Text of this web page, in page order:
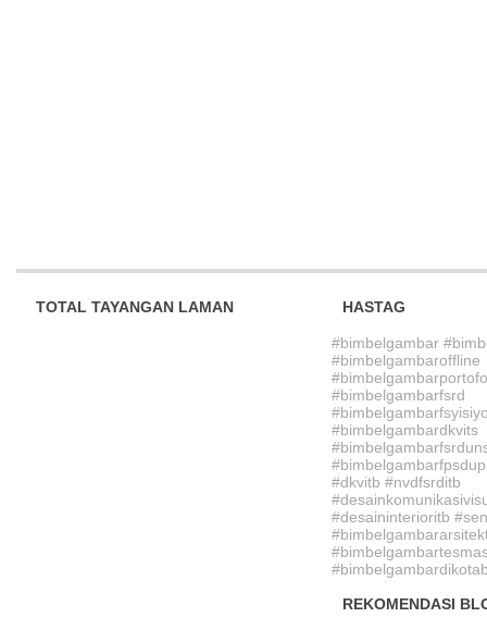
TOTAL TAYANGAN LAMAN HASTAG
#bimbelgambar
#bimbelgambaroffline
#bimbelgambarfsrd
#bimbelgambardkvits
#dkvitb #nvdfsrditb
#desaininterioritb
REKOMENDASI